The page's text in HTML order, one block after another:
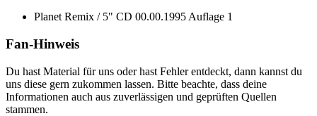
Planet Remix / 5" CD 00.00.1995 Auflage 1
Fan-Hinweis
Du hast Material für uns oder hast Fehler entdeckt, dann kannst du
uns diese gern zukommen lassen. Bitte beachte, dass deine
Informationen auch aus zuverlässigen und geprüften Quellen
stammen.